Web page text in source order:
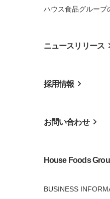
ハウス食品グループ
ニュースリリース
採用情報
お問い合わせ
House Foods
BUSINESS